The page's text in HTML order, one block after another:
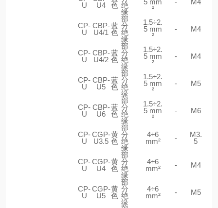
U
U4
色 绝
缘
²
CP-
U
CBP-
U4/1
蓝
色
部
分
绝
缘
1.5÷2.
5 mm
²
- M4
CP-
U
CBP-
U4/2
蓝
色
部
分
绝
缘
1.5÷2.
5 mm
²
- M4
CP-
U
CBP-
U5
蓝
色
部
分
绝
缘
1.5÷2.
5 mm
²
- M5
CP-
U
CBP-
U6
蓝
色
部
分
绝
缘
1.5÷2.
5 mm
²
- M6
CP-
U
CGP-
U3.5
黄
色
部
分
绝
缘
4÷6
mm²
-
M3.
5
CP-
U
CGP-
U4
黄
色
部
分
绝
缘
4÷6
mm²
- M4
CP-
U
CGP-
U5
黄
色
部
分
绝
缘
4÷6
mm²
- M5